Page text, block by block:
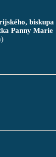
Panny Marie